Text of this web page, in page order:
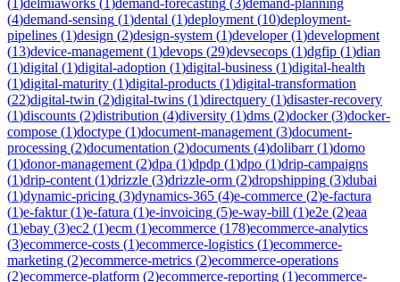
(4)demand-sensing (1)dental (1)deployment (10)deployment-
pipelines (1)design (2)design-system (1)developer(1)development
(13)device-management (1)devops (29)devsecops (1)dgfip (1)dian
(1)digital (1)digital-adoption (1)digital-business (1)digital-health
(1)digital-maturity (1)digital-products (1)digital-transformation
(22)digital-twin (2)digital-twins (1)directquery (1)disaster-recovery
(1)discounts (2)distribution (4)diversity (1)dms (2)docker(3)docker-
compose (1)doctype (1)document-management (3)document-
processing (2)documentation (2)documents (4)dolibarr(1)domo
(1)donor-management (2)dpa (1)dpdp (1)dpo (1)drip-campaigns
(1)drip-content (1)drizzle (3)drizzle-orm (2)dropshipping (3)dubai
(1)dynamic-pricing (3)dynamics-365 (4)e-commerce (2)e-factura
(1)e-faktur(1)e-fatura (1)e-invoicing (5)e-way-bill (1)e2e (2)eaa
(1)ebay (3)ec2 (1)ecm (1)ecommerce (178)ecommerce-analytics
(3)ecommerce-costs (1)ecommerce-logistics (1)ecommerce-
marketing (2)ecommerce-metrics (2)ecommerce-operations
(2)ecommerce-platform (2)ecommerce-reporting (1)ecommerce-